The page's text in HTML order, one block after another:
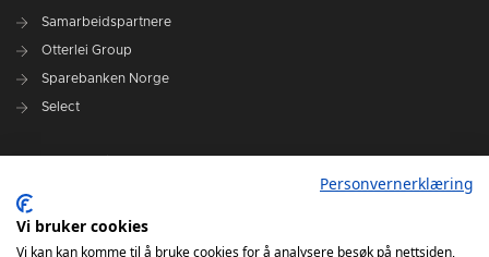
Samarbeidspartnere
Otterlei Group
Sparebanken Norge
Select
Spillerstall
Administrasjon
Personvernerklæring
Vi bruker cookies
Vi kan kan komme til å bruke cookies for å analysere besøk på nettsiden,